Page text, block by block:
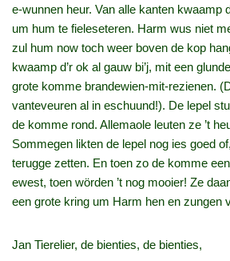
e‑wunnen heur. Van alle kanten kwaamp
um hum te fieleseteren. Harm wus niet
zul hum now toch weer boven de kop
kwaamp d’r ok al gauw bi’j, mit een
grote komme brandewien‑mit‑rezienen.
vanteveuren al in eschuund!). De lepel
de komme rond. Allemaole leuten ze ’t
Sommegen likten de lepel nog ies goed
terugge zetten. En toen zo de komme
ewest, toen wörden ’t nog mooier! Ze
een grote kring um Harm hen en zungen
Jan Tierelier, de bienties, de bienties,